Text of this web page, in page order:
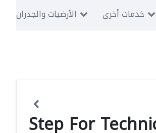
الأرضيات والجدران
خدمات أخرى
Step For